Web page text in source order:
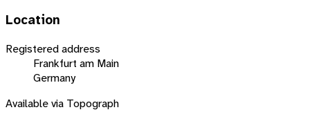
Location
Registered address
Frankfurt am Main
Germany
Available via Topograph